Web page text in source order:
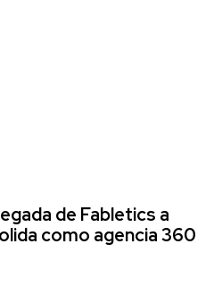
de Fabletics a
como agencia 360